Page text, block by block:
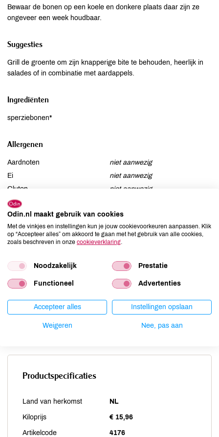
Bewaar de bonen op een koele en donkere plaats daar zijn ze
ongeveer een week houdbaar.
Suggesties
Grill de groente om zijn knapperige bite te behouden, heerlijk in
salades of in combinatie met aardappels.
Ingrediënten
sperziebonen*
Allergenen
Aardnoten
niet aanwezig
Ei
niet aanwezig
Gluten
niet aanwezig
Lactose
Lupine
niet aanwezig
Mosterd
niet aanwezig
Noten
niet aanwezig
Selderij
niet aanwezig
Sesam
niet aanwezig
niet aanwezig
Productspecificaties
Land van herkomst NL
Kiloprijs € 15,96
Artikelcode 4176
Odin.nl maakt gebruik van cookies
Met de vinkjes en instellingen kun je jouw cookievoorkeuren aanpassen. Klik
op “Accepteer alles” om akkoord te gaan met het gebruik van alle cookies,
zoals beschreven in onze cookieverklaring
Noodzakelijk Prestatie
Functioneel Advertenties
Accepteer alles Instellingen opslaan
Weigeren Nee, pas aan